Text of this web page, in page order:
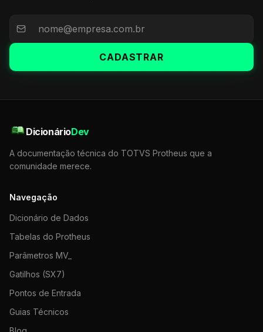
CADASTRAR
DicionárioDev
A documentação técnica do TOTVS Protheus que a
comunidade merece.
Navegação
Dicionário de Dados
Tabelas do Protheus
Parâmetros MV_
Gatilhos (SX7)
Pontos de Entrada
Guias Técnicos